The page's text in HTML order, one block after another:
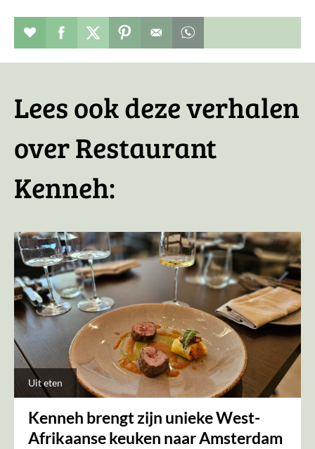
Restaurant toevoegen aan favorieten
Deel dit op facebook
Deel dit op twitter
Deel dit op pinterest
Lees ook deze verhalen
over Restaurant
Kenneh:
Uit eten
Kenneh brengt zijn unieke West-
Afrikaanse keuken naar Amsterdam